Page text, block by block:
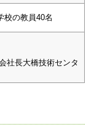
校の教員40名
社長大橋技術センタ